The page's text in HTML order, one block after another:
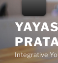
Skip
to
content
Integrative